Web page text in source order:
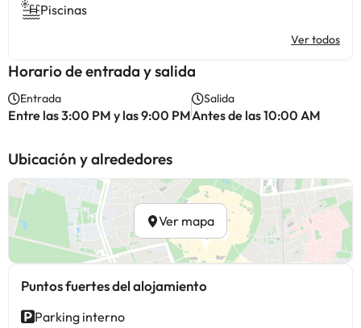
Piscinas
Ver todos
Horario de entrada y salida
Entrada
Entre las 3:00 PM y las 9:00 PM
Salida
Antes de las 10:00 AM
Ubicación y alrededores
Ver mapa
Puntos fuertes del alojamiento
Parking interno